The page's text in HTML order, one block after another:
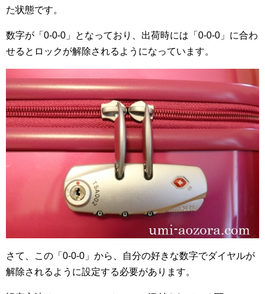
た状態です。
数字が「0-0-0」となっており、出荷時には「0-0-0」に合わ
せるとロックが解除されるようになっています。
さて、この「0-0-0」から、自分の好きな数字でダイヤルが
解除されるように設定する必要があります。